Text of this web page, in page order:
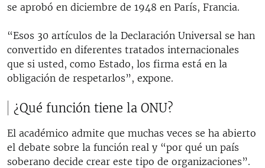
se aprobó en diciembre de 1948 en París, Francia.
“Esos 30 artículos de la Declaración Universal se han
convertido en diferentes tratados internacionales
que si usted, como Estado, los firma está en la
obligación de respetarlos”, expone.
¿Qué función tiene la ONU?
El académico admite que muchas veces se ha abierto
el debate sobre la función real y “por qué un país
soberano decide crear este tipo de organizaciones”.